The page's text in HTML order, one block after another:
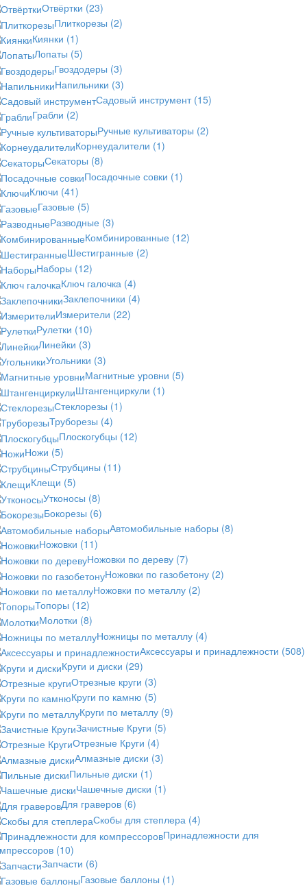
Отвёртки (23)
Плиткорезы (2)
Киянки (1)
Лопаты (5)
Гвоздодеры (3)
Напильники (3)
Садовый инструмент (15)
Грабли (2)
Ручные культиваторы (2)
Корнеудалители (1)
Секаторы (8)
Посадочные совки (1)
Ключи (41)
Газовые (5)
Разводные (3)
Комбинированные (12)
Шестигранные (2)
Наборы (12)
Ключ галочка (4)
Заклепочники (4)
Измерители (22)
Рулетки (10)
Линейки (3)
Угольники (3)
Магнитные уровни (5)
Штангенциркули (1)
Стеклорезы (1)
Труборезы (4)
Плоскогубцы (12)
Ножи (5)
Струбцины (11)
Клещи (5)
Утконосы (8)
Бокорезы (6)
Автомобильные наборы (8)
Ножовки (11)
Ножовки по дереву (7)
Ножовки по газобетону (2)
Ножовки по металлу (2)
Топоры (12)
Молотки (8)
Ножницы по металлу (4)
Аксессуары и принадлежности (508)
Круги и диски (29)
Отрезные круги (3)
Круги по камню (5)
Круги по металлу (9)
Зачистные Круги (5)
Отрезные Круги (4)
Алмазные диски (3)
Пильные диски (1)
Чашечные диски (1)
Для граверов (6)
Скобы для степлера (4)
Принадлежности для
(10)
Запчасти (6)
Газовые баллоны (1)